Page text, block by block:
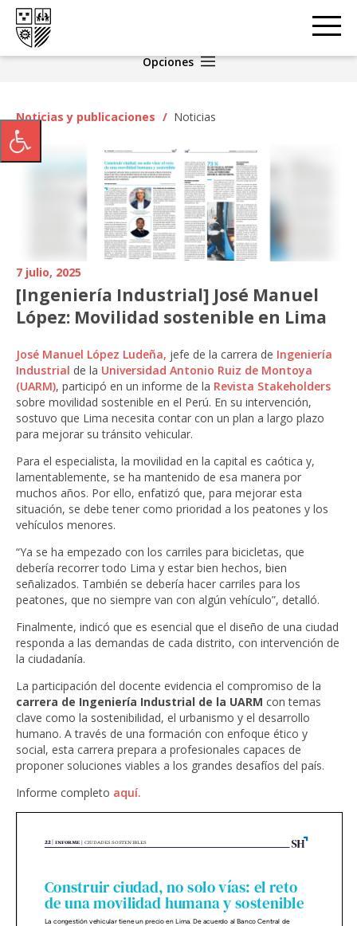
Opciones
Noticias y publicaciones / Noticias
7 julio, 2025
[Ingeniería Industrial] José Manuel
López: Movilidad sostenible en Lima
José Manuel López Ludeña, jefe de la carrera de Ingeniería
Industrial de la Universidad Antonio Ruiz de Montoya
(UARM), participó en un informe de la Revista Stakeholders
sobre movilidad sostenible en el Perú. En su intervención,
sostuvo que Lima necesita contar con un plan a largo plazo
para mejorar su tránsito vehicular.
Para el especialista, la movilidad en la capital es caótica y,
lamentablemente, se ha mantenido de esa manera por
muchos años. Por ello, enfatizó que, para mejorar esta
situación, se debe tener como prioridad a los peatones y los
vehículos menores.
“Ya se ha empezado con los carriles para bicicletas, que
debería recorrer todo Lima y estar bien hechos, bien
señalizados. También se debería hacer carriles para los
peatones, que no siempre van con algún vehículo”, detalló.
Finalmente, indicó que es esencial que el diseño de una ciudad
responda a las demandas de cada distrito, con intervención de
la ciudadanía.
La participación del docente evidencia el compromiso de la
carrera de Ingeniería Industrial de la UARM con temas
clave como la sostenibilidad, el urbanismo y el desarrollo
humano. A través de una formación con enfoque ético y
social, esta carrera prepara a profesionales capaces de
proponer soluciones viables a los grandes desafíos del país.
Informe completo aquí.